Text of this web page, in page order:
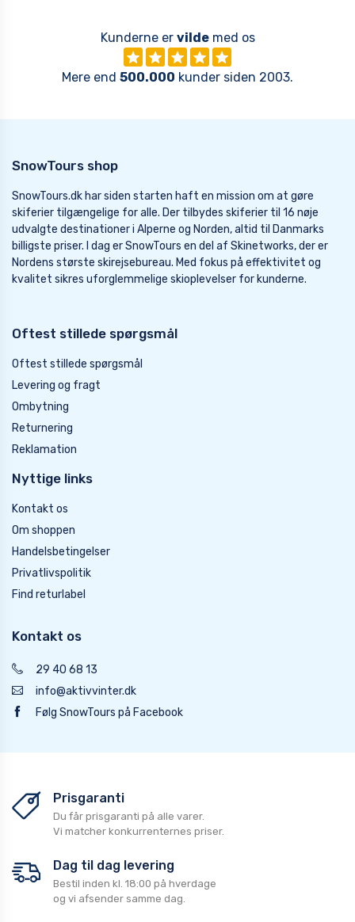
Kunderne er vildemed os
Mere end 500.000 kunder siden 2003.
SnowTours shop
SnowTours.dk har siden starten haft en mission om at gøre
skiferier tilgængelige for alle. Der tilbydes skiferier til 16 nøje
udvalgte destinationer i Alperne og Norden, altid til Danmarks
billigste priser. I dag er SnowTours en del af Skinetworks, der er
Nordens største skirejsebureau. Med fokus på effektivitet og
kvalitet sikres uforglemmelige skioplevelser for kunderne.
Oftest stillede spørgsmål
Oftest stillede spørgsmål
Levering og fragt
Ombytning
Returnering
Reklamation
Nyttige links
Kontakt os
Om shoppen
Handelsbetingelser
Privatlivspolitik
Find returlabel
Kontakt os
29 40 68 13
info@aktivvinter.dk
Følg SnowTours på Facebook
Prisgaranti
Du får prisgaranti på alle varer.
Vi matcher konkurrenternes priser.
Dag til dag levering
Bestil inden kl. 18:00 på hverdage
og vi afsender samme dag.